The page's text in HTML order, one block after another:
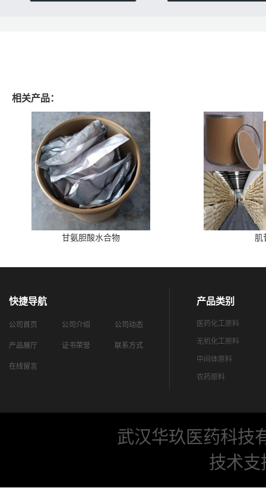
相关产品：
甘氨胆酸水合物 肌
快捷导航
公司首页 公司介绍 公司动态
产品展厅 证书荣誉 联系方式
在线留言
产品类别
医药化工原料
无机化工原料
中间体原料
农药原料
武汉华玖医药科技
技术